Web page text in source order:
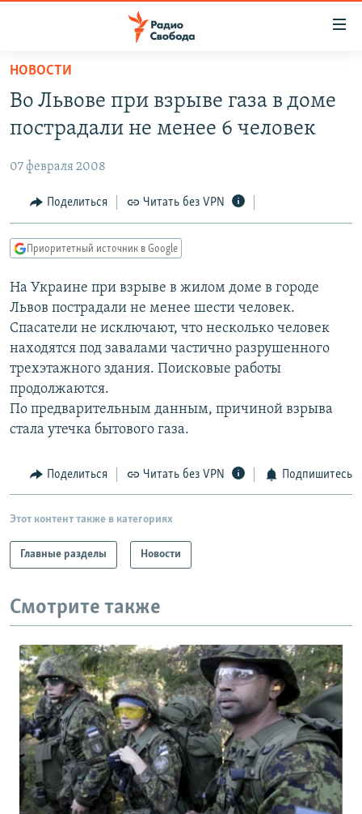
упрощенного
доступа
основному
Вернутся
главной
навигации
Вернутся
поиску
АВТОРСКИЕ ПРОЕКТЫ
ЦИТАТЫ СВОБОДЫ
МНЕНИЯ
IDEL.РЕАЛИИ
КАВКАЗ.РЕАЛИИ
СЕВЕР.РЕАЛИИ
СИБИРЬ.РЕАЛИИ
РАСПИСАНИЕ ВЕЩАНИЯ
ПОДПИШИТЕСЬ НА РАССЫЛКУ
Все сайты РСЕ/РС
НОВОСТИ
Во Львове при взрыве газа в доме
пострадали не менее 6 человек
07 февраля 2008
Поделиться Читать без VPN
Приоритетный источник в Google
На Украине при взрыве в жилом доме в городе
Львов пострадали не менее шести человек.
Спасатели не исключают, что несколько человек
находятся под завалами частично разрушенного
трехэтажного здания. Поисковые работы
продолжаются.
По предварительным данным, причиной взрыва
стала утечка бытового газа.
Поделиться Читать без VPN Подпишитесь
Этот контент также в категориях
Главные разделы Новости
Смотрите также